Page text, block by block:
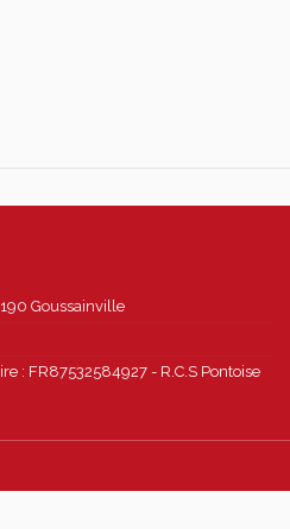
Goussainville
: FR87532584927 - R.C.S Pontoise